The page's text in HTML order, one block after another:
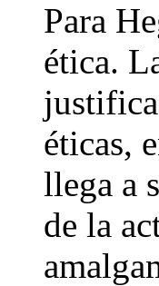
Para
ética.
éticas,
llega a
de la